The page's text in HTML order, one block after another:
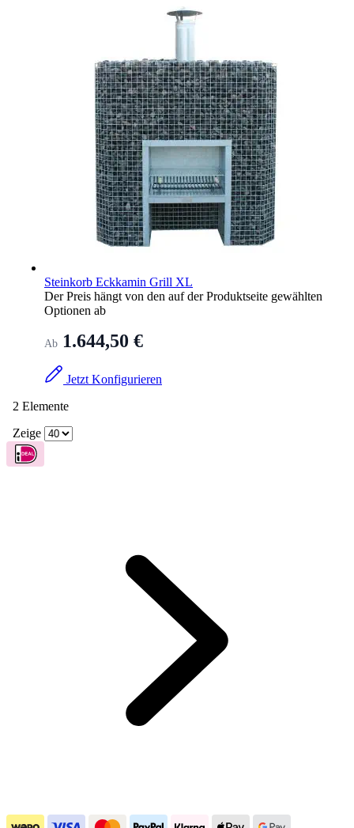
Steinkorb Eckkamin Grill XL
Der Preis hängt von den auf der Produktseite gewählten
Optionen ab
Ab 1.644,50 €
Jetzt Konfigurieren
2 Elemente
Zeige